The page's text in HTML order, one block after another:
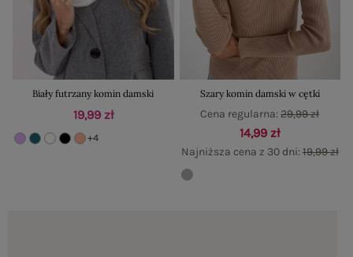
Biały futrzany komin damski
19,99 zł
+4
Szary komin damski w cętki
14,99 zł
Najniższa cena z 30 dni:19,99 zł
Cena regularna:29,99 zł